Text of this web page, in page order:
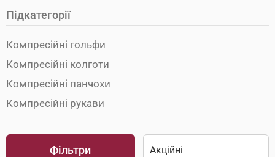
Підкатегорії
Компресійні гольфи
Компресійні колготи
Компресійні панчохи
Компресійні рукави
Фільтри